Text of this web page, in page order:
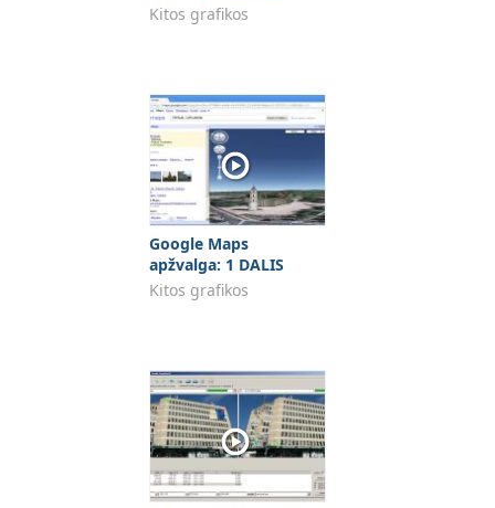
Kitos grafikos
Google Maps
apžvalga: 1 DALIS
Kitos grafikos